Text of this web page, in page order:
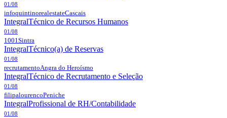
01/08
infoquintinorealestateCascais
IntegralTécnico de Recursos Humanos
01/08
1001Sintra
IntegralTécnico(a) de Reservas
01/08
recrutamentoAngra do Heroísmo
IntegralTécnico de Recrutamento e Seleção
01/08
filipalourencoPeniche
IntegralProfissional de RH/Contabilidade
01/08